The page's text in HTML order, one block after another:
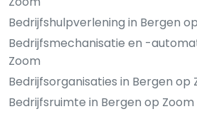
Bedrijfshulpverlening in Bergen
Bedrijfsmechanisatie en -
Zoom
Bedrijfsorganisaties in Bergen op
Bedrijfsruimte in Bergen op Zoom